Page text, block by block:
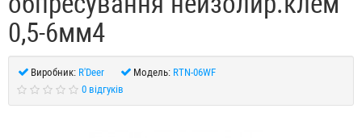
0,5-6мм4
Виробник: R'Deer Модель: RTN-06WF
0 відгуків